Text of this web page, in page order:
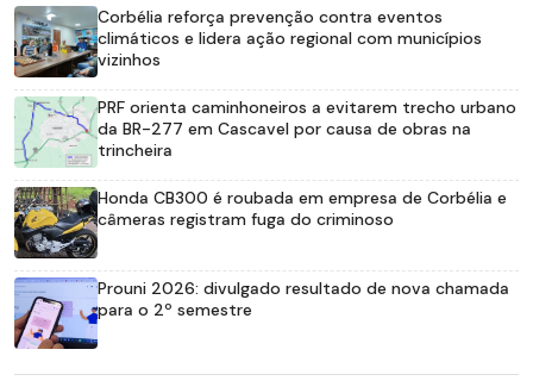
Corbélia reforça prevenção contra eventos
climáticos e lidera ação regional com municípios
vizinhos
PRF orienta caminhoneiros a evitarem trecho urbano
da BR-277 em Cascavel por causa de obras na
trincheira
Honda CB300 é roubada em empresa de Corbélia e
câmeras registram fuga do criminoso
Prouni 2026: divulgado resultado de nova chamada
para o 2º semestre